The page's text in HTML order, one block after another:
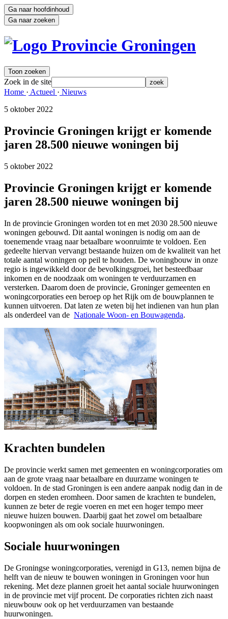
Ga naar hoofdinhoud
Ga naar zoeken
Toon zoeken
Zoek in de site zoek
Home · Actueel · Nieuws
5 oktober 2022
Provincie Groningen krijgt er komende
jaren 28.500 nieuwe woningen bij
5 oktober 2022
Provincie Groningen krijgt er komende
jaren 28.500 nieuwe woningen bij
In de provincie Groningen worden tot en met 2030 28.500 nieuwe
woningen gebouwd. Dit aantal woningen is nodig om aan de
toenemende vraag naar betaalbare woonruimte te voldoen. Een
gedeelte hiervan vervangt bestaande huizen om de kwaliteit van het
totale aantal woningen op peil te houden. De woningbouw in onze
regio is ingewikkeld door de bevolkingsgroei, het besteedbaar
inkomen en de noodzaak om woningen te verduurzamen en
versterken. Daarom doen de provincie, Groninger gemeenten en
woningcorporaties een beroep op het Rijk om de bouwplannen te
kunnen uitvoeren. Dat laten ze weten bij het indienen van hun plan
als onderdeel van de Nationale Woon- en Bouwagenda.
Krachten bundelen
De provincie werkt samen met gemeenten en woningcorporaties om
aan de grote vraag naar betaalbare en duurzame woningen te
voldoen. In de stad Groningen is een andere aanpak nodig dan in de
dorpen en steden eromheen. Door samen de krachten te bundelen,
kunnen ze beter de regie voeren en met een hoger tempo meer
nieuwe huizen bouwen. Daarbij gaat het zowel om betaalbare
koopwoningen als om ook sociale huurwoningen.
Sociale huurwoningen
De Groningse woningcorporaties, verenigd in G13, nemen bijna de
helft van de nieuw te bouwen woningen in Groningen voor hun
rekening. Met deze plannen groeit het aantal sociale huurwoningen
in de provincie met vijf procent. De corporaties richten zich naast
nieuwbouw ook op het verduurzamen van bestaande
huurwoningen.